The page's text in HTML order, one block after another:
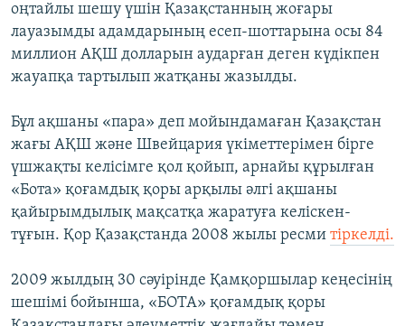
оңтайлы шешу үшін Қазақстанның жоғары
лауазымды адамдарының есеп-шоттарына осы 84
миллион АҚШ долларын аударған деген күдікпен
жауапқа тартылып жатқаны жазылды.
Бұл ақшаны «пара» деп мойындамаған Қазақстан
жағы АҚШ және Швейцария үкіметтерімен бірге
үшжақты келісімге қол қойып, арнайы құрылған
«Бота» қоғамдық қоры арқылы әлгі ақшаны
қайырымдылық мақсатқа жаратуға келіскен-
тұғын. Қор Қазақстанда 2008 жылы ресми тіркелді.
2009 жылдың 30 сәуірінде Қамқоршылар кеңесінің
шешімі бойынша, «БОТА» қоғамдық қоры